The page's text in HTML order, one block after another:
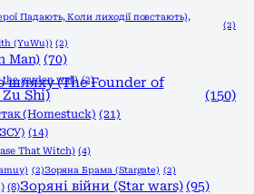
Падають, Коли лиходії повстають),
(2)
(YuWu)) (2)
Man) (70)
the garden wall) (2)
шляху (The Founder of
Shi) (150)
(Homestuck) (21)
(14)
That Witch) (4)
(2)Зоряна Брама (Stargate) (2)
(8)Зоряні війни (Star wars) (95)